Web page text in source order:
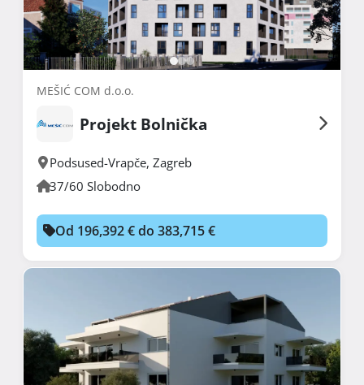
MEŠIĆ COM d.o.o.
Projekt Bolnička
Podsused-Vrapče, Zagreb
37/60 Slobodno
Od 196,392 € do 383,715 €